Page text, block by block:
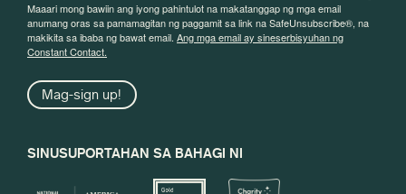
Maaari mong bawiin ang iyong pahintulot na makatanggap ng mga email
anumang oras sa pamamagitan ng paggamit sa link na SafeUnsubscribe®, na
makikita sa ibaba ng bawat email. Ang mga email ay sineserbisyuhan ng
Constant Contact.
Mag-sign up!
SINUSUPORTAHAN SA BAHAGI NI